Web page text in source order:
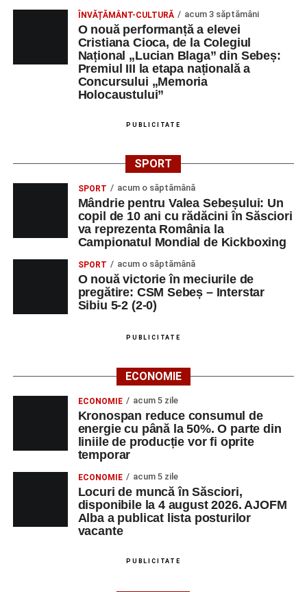
ÎNVĂȚĂMÂNT-CULTURĂ acum 3 săptămâni
O nouă performanță a elevei
Cristiana Cioca, de la Colegiul
Național „Lucian Blaga” din Sebeș:
Premiul III la etapa națională a
Concursului „Memoria
Holocaustului”
PUBLICITATE
SPORT
SPORT acum o săptămână
Mândrie pentru Valea Sebeșului: Un
copil de 10 ani cu rădăcini în Săsciori
va reprezenta România la
Campionatul Mondial de Kickboxing
SPORT acum o săptămână
O nouă victorie în meciurile de
pregătire: CSM Sebeș – Interstar
Sibiu 5-2 (2-0)
PUBLICITATE
ECONOMIE
ECONOMIE acum 5 zile
Kronospan reduce consumul de
energie cu până la 50%. O parte din
liniile de producție vor fi oprite
temporar
ECONOMIE acum 5 zile
Locuri de muncă în Săsciori,
disponibile la 4 august 2026. AJOFM
Alba a publicat lista posturilor
vacante
PUBLICITATE